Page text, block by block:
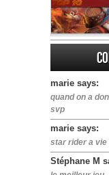
marie says:
quand on a
svp
marie says:
star rider a vie
Stéphane M